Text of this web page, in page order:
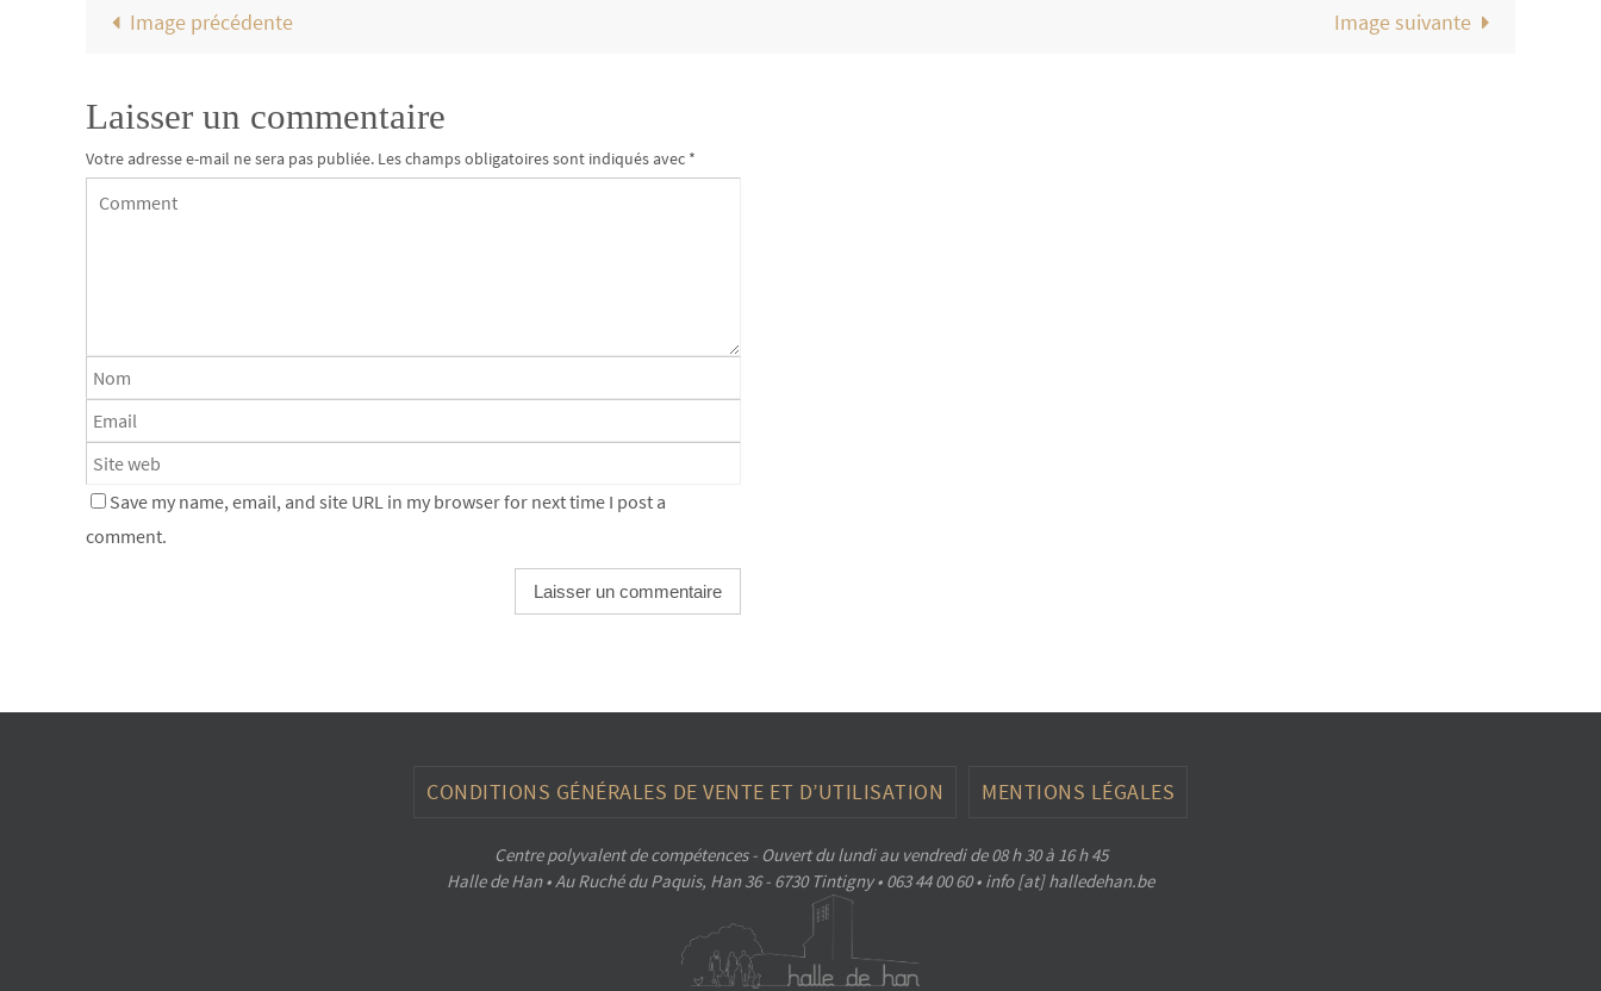
Image précédente Image suivante
Laisser un commentaire
Votre adresse e-mail ne sera pas publiée. Les champs obligatoires sont indiqués avec *
Save my name, email, and site URL in my browser for next time I post a
comment.
CONDITIONS GÉNÉRALES DE VENTE ET D’UTILISATION MENTIONS LÉGALES
Centre polyvalent de compétences - Ouvert du lundi au vendredi de 08 h 30 à 16 h 45
Halle de Han • Au Ruché du Paquis, Han 36 - 6730 Tintigny • 063 44 00 60 • info [at] halledehan.be